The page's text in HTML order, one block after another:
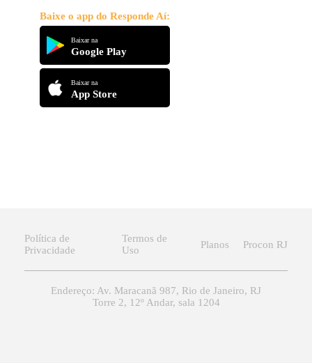
Baixe o app do Responde Aí:
Baixar na
Google Play
Baixar na
App Store
Política de
Privacidade
Termos de
Uso
Planos Procon RJ
Endereço: Av. Maracanã 987, Rio de Janeiro, RJ
Torre 2, 12º Andar, sala 1204